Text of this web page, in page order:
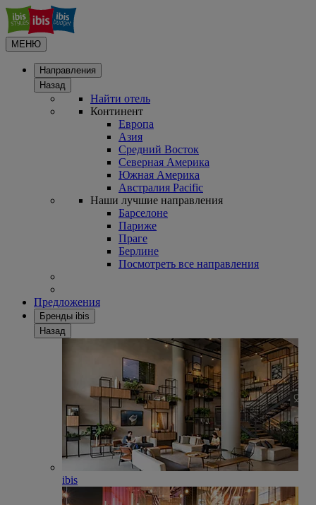
МЕНЮ
Направления
Назад
Найти отель
Континент
Европа
Азия
Средний Восток
Северная Америка
Южная Америка
Австралия Pacific
Наши лучшие направления
Барселоне
Париже
Праге
Берлине
Посмотреть все направления
Предложения
Бренды ibis
Назад
ibis